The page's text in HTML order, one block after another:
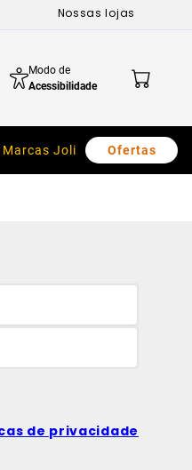
Nossas lojas
Modo de
Acessibilidade
Marcas Joli Ofertas
de privacidade